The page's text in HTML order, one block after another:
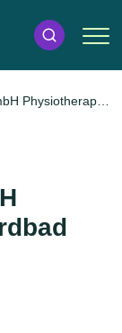
Physiotherapie